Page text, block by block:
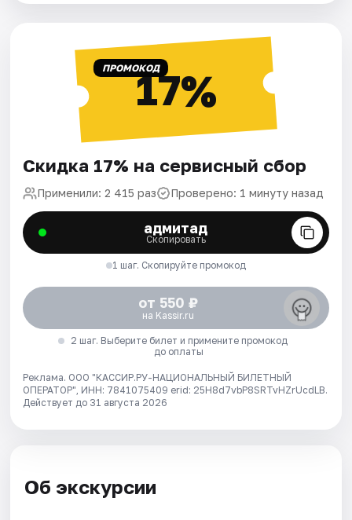
ПРОМОКОД17%
Скидка 17% на сервисный сбор
Применили: 2 415 раз Проверено: 1 минуту назад
адмитад
Скопировать
1 шаг. Скопируйте промокод
от 550 ₽
на Kassir.ru
2 шаг. Выберите билет и примените промокод
до оплаты
Реклама. ООО "КАССИР.РУ-НАЦИОНАЛЬНЫЙ БИЛЕТНЫЙ
ОПЕРАТОР", ИНН: 7841075409 erid: 25H8d7vbP8SRTvHZrUcdLB.
Действует до 31 августа 2026
Об экскурсии